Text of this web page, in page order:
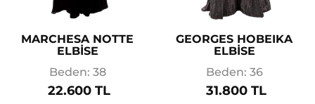
MARCHESA NOTTE
ELBİSE
Beden: 38
22.600 TL
GEORGES HOBEIKA
ELBİSE
Beden: 36
31.800 TL